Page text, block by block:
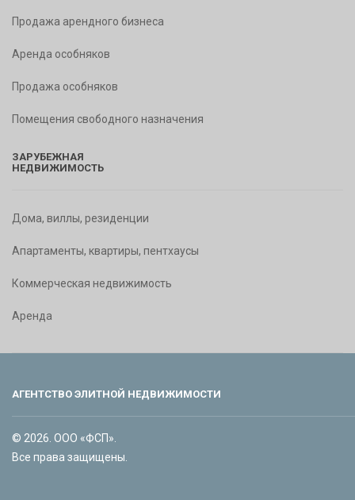
Продажа арендного бизнеса
Аренда особняков
Продажа особняков
Помещения свободного назначения
ЗАРУБЕЖНАЯ
НЕДВИЖИМОСТЬ
Дома, виллы, резиденции
Апартаменты, квартиры, пентхаусы
Коммерческая недвижимость
Аренда
АГЕНТСТВО ЭЛИТНОЙ НЕДВИЖИМОСТИ
© 2026. ООО «ФСП».
Все права защищены.